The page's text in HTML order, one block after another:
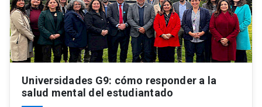
Universidades G9: cómo responder a la
salud mental del estudiantado